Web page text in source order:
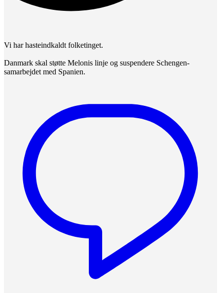
Vi har hasteindkaldt folketinget.
Danmark skal støtte Melonis linje og suspendere Schengen-
samarbejdet med Spanien.